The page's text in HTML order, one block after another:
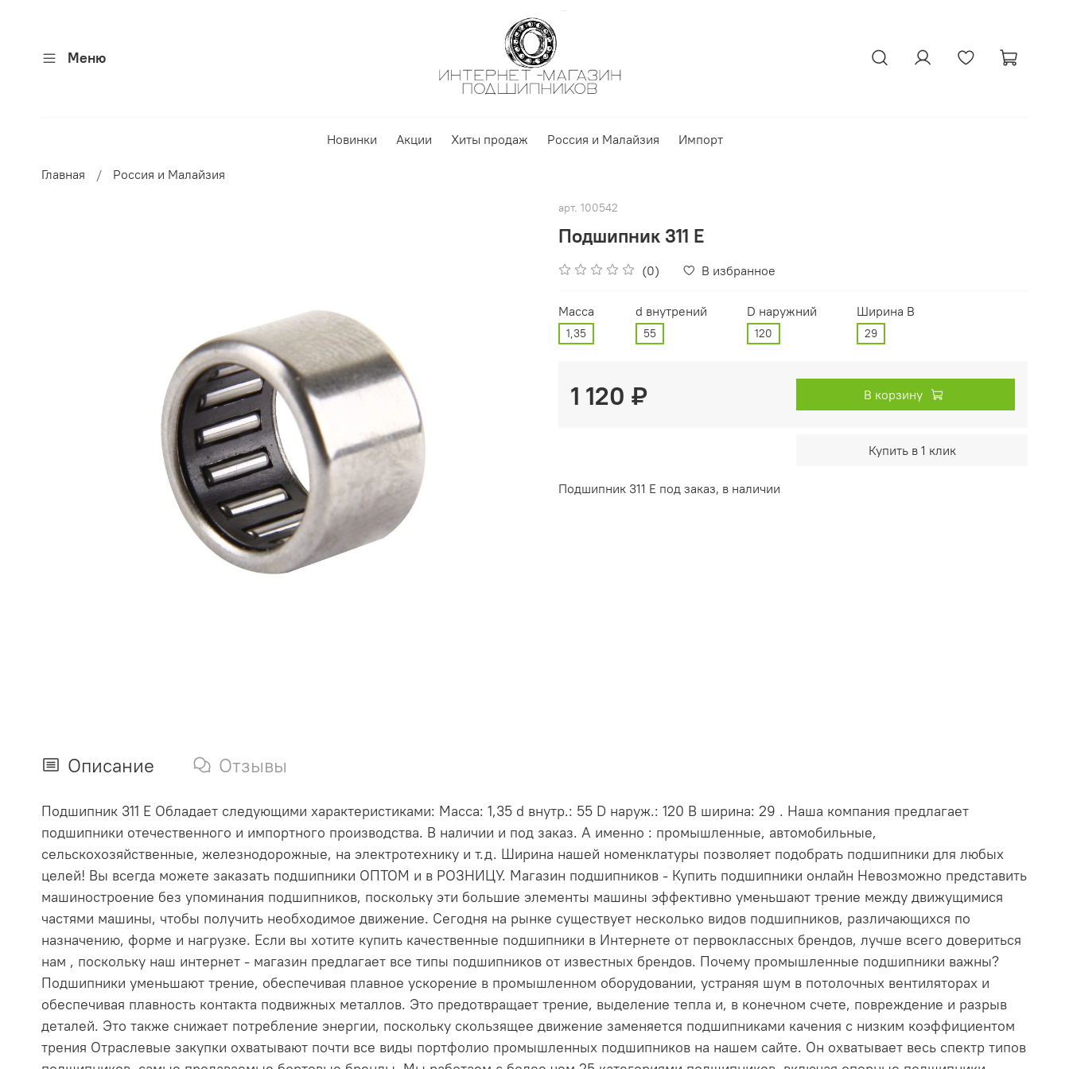
Меню
Новинки Акции Хиты продаж Россия и Малайзия Импорт
Главная Россия и Малайзия
арт. 100542
Подшипник 311 Е
(0) В избранное
Масса
1,35
d внутрений
55
D наружний
120
Ширина В
29
1 120 ₽ В корзину
Купить в 1 клик
Подшипник 311 Е под заказ, в наличии
Описание Отзывы
Подшипник 311 Е Обладает следующими характеристиками: Масса: 1,35 d внутр.: 55 D наруж.: 120 В ширина: 29 . Наша компания предлагает
подшипники отечественного и импортного производства. В наличии и под заказ. А именно : промышленные, автомобильные,
сельскохозяйственные, железнодорожные, на электротехнику и т.д. Ширина нашей номенклатуры позволяет подобрать подшипники для любых
целей! Вы всегда можете заказать подшипники ОПТОМ и в РОЗНИЦУ. Магазин подшипников - Купить подшипники онлайн Невозможно представить
машиностроение без упоминания подшипников, поскольку эти большие элементы машины эффективно уменьшают трение между движущимися
частями машины, чтобы получить необходимое движение. Сегодня на рынке существует несколько видов подшипников, различающихся по
назначению, форме и нагрузке. Если вы хотите купить качественные подшипники в Интернете от первоклассных брендов, лучше всего довериться
нам , поскольку наш интернет - магазин предлагает все типы подшипников от известных брендов. Почему промышленные подшипники важны?
Подшипники уменьшают трение, обеспечивая плавное ускорение в промышленном оборудовании, устраняя шум в потолочных вентиляторах и
обеспечивая плавность контакта подвижных металлов. Это предотвращает трение, выделение тепла и, в конечном счете, повреждение и разрыв
деталей. Это также снижает потребление энергии, поскольку скользящее движение заменяется подшипниками качения с низким коэффициентом
трения Отраслевые закупки охватывают почти все виды портфолио промышленных подшипников на нашем сайте. Он охватывает весь спектр типов